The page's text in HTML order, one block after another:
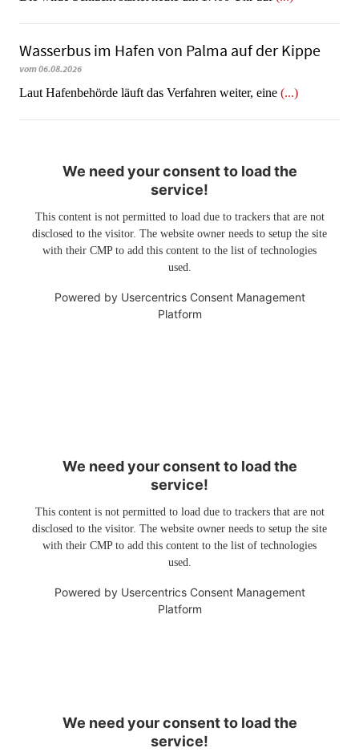
Wasserbus im Hafen von Palma auf der Kippe
vom 06.08.2026
Laut Hafenbehörde läuft das Verfahren weiter, eine (...)
We need your consent to load the
service!
This content is not permitted to load due to trackers that are not
disclosed to the visitor. The website owner needs to setup the site
with their CMP to add this content to the list of technologies
used.
Powered by Usercentrics Consent Management
Platform
We need your consent to load the
service!
This content is not permitted to load due to trackers that are not
disclosed to the visitor. The website owner needs to setup the site
with their CMP to add this content to the list of technologies
used.
Powered by Usercentrics Consent Management
Platform
We need your consent to load the
service!